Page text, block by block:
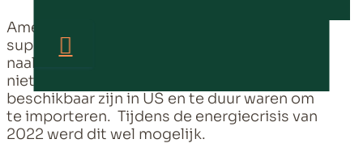
Amerikaanse witte eik pellets zijn een
superieure optie in vergelijking met
naaldhoutpellets. Waarom werden ze hier
niet nog verkocht? Omdat ze enkel
beschikbaar zijn in US en te duur waren om
te importeren. Tijdens de energiecrisis van
2022 werd dit wel mogelijk.